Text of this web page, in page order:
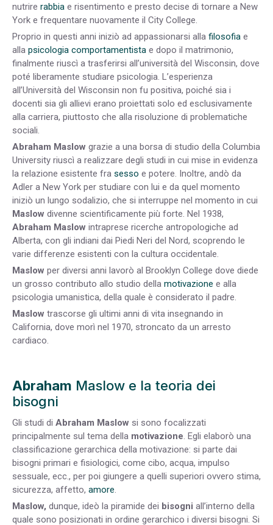
nutrire rabbia e risentimento e presto decise di tornare a New
York e frequentare nuovamente il City College.
Proprio in questi anni iniziò ad appassionarsi alla filosofia e
alla psicologia comportamentista e dopo il matrimonio,
finalmente riuscì a trasferirsi all’università del Wisconsin, dove
poté liberamente studiare psicologia. L’esperienza
all’Università del Wisconsin non fu positiva, poiché sia i
docenti sia gli allievi erano proiettati solo ed esclusivamente
alla carriera, piuttosto che alla risoluzione di problematiche
sociali.
Abraham Maslow grazie a una borsa di studio della Columbia
University riuscì a realizzare degli studi in cui mise in evidenza
la relazione esistente fra sesso e potere. Inoltre, andò da
Adler a New York per studiare con lui e da quel momento
iniziò un lungo sodalizio, che si interruppe nel momento in cui
Maslow divenne scientificamente più forte. Nel 1938,
Abraham Maslow intraprese ricerche antropologiche ad
Alberta, con gli indiani dai Piedi Neri del Nord, scoprendo le
varie differenze esistenti con la cultura occidentale.
Maslow per diversi anni lavorò al Brooklyn College dove diede
un grosso contributo allo studio della motivazione e alla
psicologia umanistica, della quale è considerato il padre.
Maslow trascorse gli ultimi anni di vita insegnando in
California, dove morì nel 1970, stroncato da un arresto
cardiaco.
Abraham Maslow e la teoria dei
bisogni
Gli studi di Abraham Maslow si sono focalizzati
principalmente sul tema della motivazione. Egli elaborò una
classificazione gerarchica della motivazione: si parte dai
bisogni primari e fisiologici, come cibo, acqua, impulso
sessuale, ecc., per poi giungere a quelli superiori ovvero stima,
sicurezza, affetto, amore.
Maslow, dunque, ideò la piramide dei bisogni all’interno della
quale sono posizionati in ordine gerarchico i diversi bisogni. Si